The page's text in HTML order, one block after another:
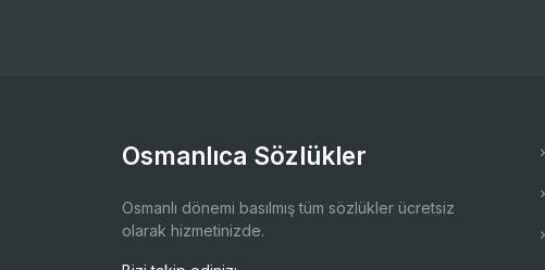
Osmanlıca Sözlükler
Osmanlı dönemi basılmış tüm sözlükler ücretsiz
olarak hizmetinizde.